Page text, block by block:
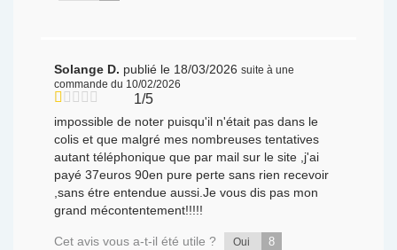
Solange D. publié le 18/03/2026 suite à une
commande du 10/02/2026
1/5
impossible de noter puisqu'il n'était pas dans le
colis et que malgré mes nombreuses tentatives
autant téléphonique que par mail sur le site ,j'ai
payé 37euros 90en pure perte sans rien recevoir
,sans étre entendue aussi.Je vous dis pas mon
grand mécontentement!!!!!
Cet avis vous a-t-il été utile ? Oui 8